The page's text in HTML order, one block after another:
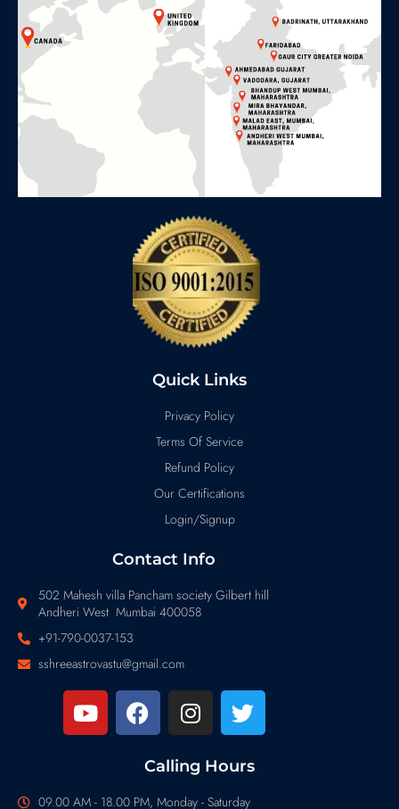
Quick Links
Privacy Policy
Terms Of Service
Refund Policy
Our Certifications
Login/Signup
Contact Info
502 Mahesh villa Pancham society Gilbert hill
Andheri West Mumbai 400058
+91-790-0037-153
sshreeastrovastu@gmail.com
Calling Hours
09.00 AM - 18.00 PM, Monday - Saturday